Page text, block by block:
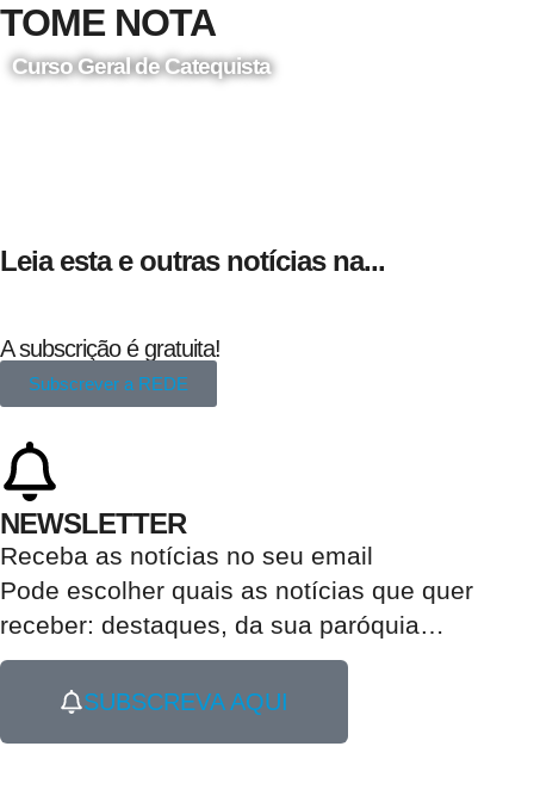
TOME NOTA
Curso Geral de Catequista
Leia esta e outras notícias na...
A subscrição é gratuita!
Subscrever a REDE
NEWSLETTER
Receba as notícias no seu email​
Pode escolher quais as notícias que quer
receber: destaques, da sua paróquia…
SUBSCREVA AQUI